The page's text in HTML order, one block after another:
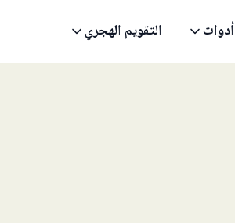
أدوات التقويم الهجري